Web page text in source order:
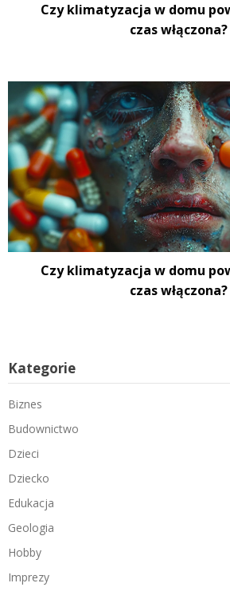
Czy klimatyzacja w domu
czas włączona?
Czy klimatyzacja w domu
czas włączona?
Kategorie
Biznes
Budownictwo
Dzieci
Dziecko
Edukacja
Geologia
Hobby
Imprezy